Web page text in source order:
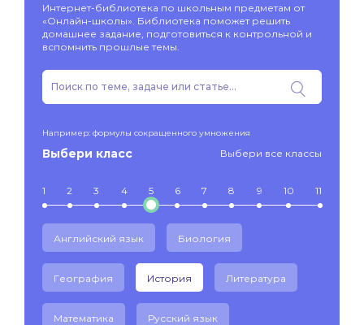
Интернет-библиотека по школьным предметам от
«Онлайн-школы». Библиотека поможет решить
домашнее задание, подготовиться к контрольной и
вспомнить прошлые темы.
Например: формулы сокращенного умножения
Выбери класс Выбери все классы
1 2 3 4 5 6 7 8 9 10 11
Английский язык Биология
География История Литература
Математика Русский язык